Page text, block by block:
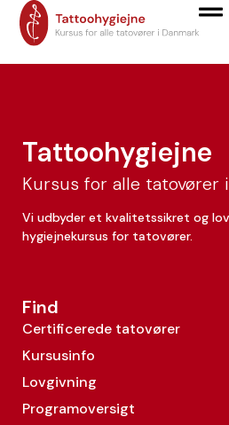
Christian
Tattoohygiejne
Kursus for alle tatovører
Vi udbyder et kvalitetssikret og
hygiejnekursus for tatovører.
Find
Certificerede tatovører
Kursusinfo
Lovgivning
Programoversigt